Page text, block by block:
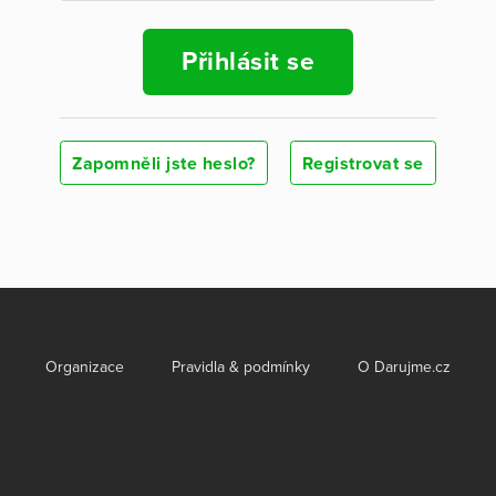
Přihlásit se
Zapomněli jste heslo? Registrovat se
Organizace Pravidla & podmínky O Darujme.cz